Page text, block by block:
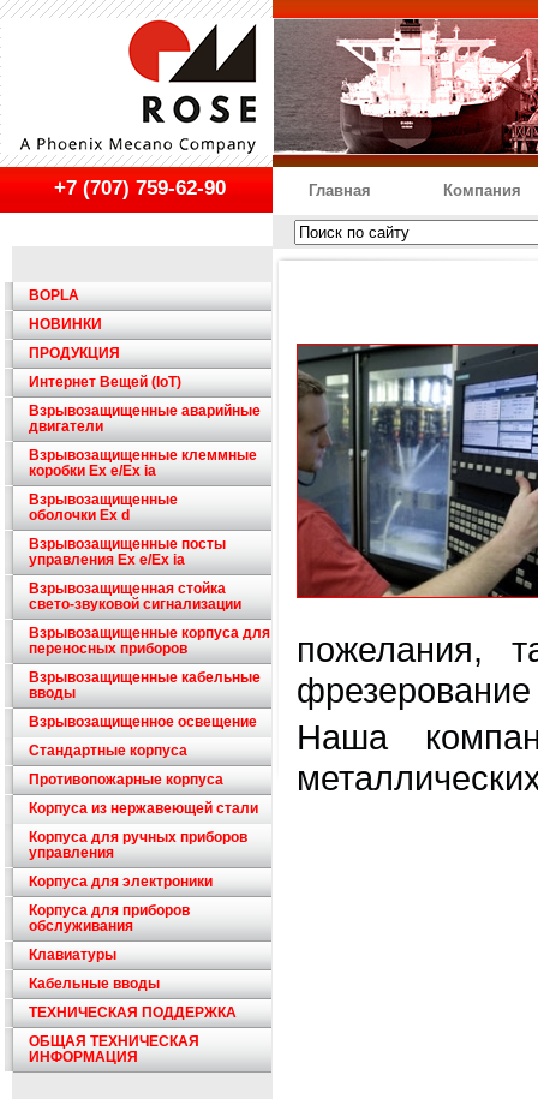
+7 (707) 759-62-90
BOPLA
НОВИНКИ
ПРОДУКЦИЯ
Интернет Вещей (IoT)
Взрывозащищенные аварийные
двигатели
Взрывозащищенные клеммные
коробки Ex e/Ex ia
Взрывозащищенные
оболочки Ex d
Взрывозащищенные посты
управления Ex e/Ex ia
Взрывозащищенная стойка
свето-звуковой сигнализации
Взрывозащищенные корпуса для
переносных приборов
Взрывозащищенные кабельные
вводы
Взрывозащищенное освещение
Стандартные корпуса
Противопожарные корпуса
Корпуса из нержавеющей стали
Корпуса для ручных приборов
управления
Корпуса для электроники
Корпуса для приборов
обслуживания
Клавиатуры
Кабельные вводы
ТЕХНИЧЕСКАЯ ПОДДЕРЖКА
ОБЩАЯ ТЕХНИЧЕСКАЯ
ИНФОРМАЦИЯ
Главная Компания
пожелания,
Наша